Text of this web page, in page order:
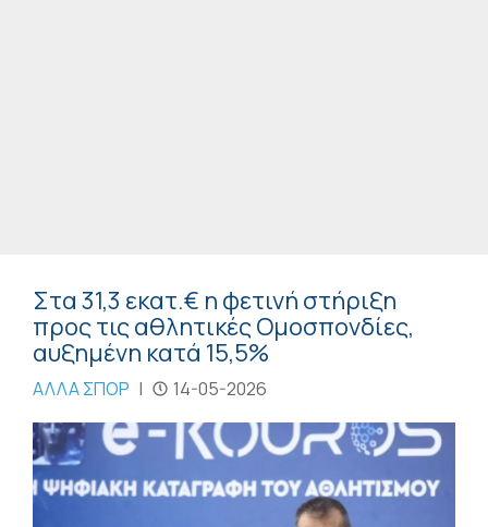
Στα 31,3 εκατ.€ η φετινή στήριξη
προς τις αθλητικές Ομοσπονδίες,
αυξημένη κατά 15,5%
ΑΛΛΑ ΣΠΟΡ | 14-05-2026